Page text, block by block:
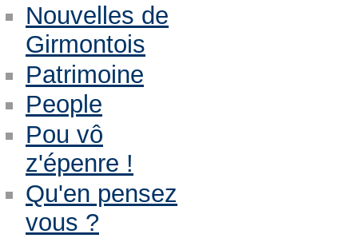
Nouvelles de
Girmontois
Patrimoine
People
Pou vô
z'épenre !
Qu'en pensez
vous ?